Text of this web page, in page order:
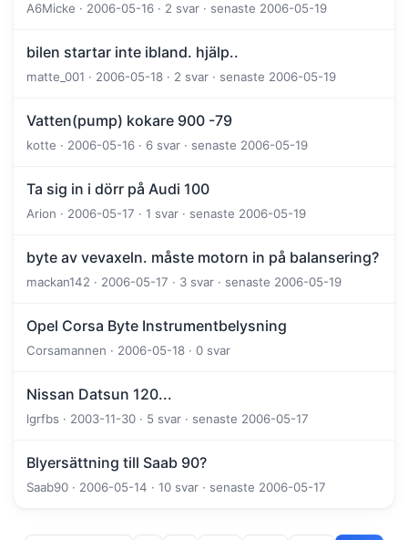
A6Micke · 2006-05-16 · 2 svar · senaste 2006-05-19
bilen startar inte ibland. hjälp..
matte_001 · 2006-05-18 · 2 svar · senaste 2006-05-19
Vatten(pump) kokare 900 -79
kotte · 2006-05-16 · 6 svar · senaste 2006-05-19
Ta sig in i dörr på Audi 100
Arion · 2006-05-17 · 1 svar · senaste 2006-05-19
byte av vevaxeln. måste motorn in på balansering?
mackan142 · 2006-05-17 · 3 svar · senaste 2006-05-19
Opel Corsa Byte Instrumentbelysning
Corsamannen · 2006-05-18 · 0 svar
Nissan Datsun 120...
lgrfbs · 2003-11-30 · 5 svar · senaste 2006-05-17
Blyersättning till Saab 90?
Saab90 · 2006-05-14 · 10 svar · senaste 2006-05-17